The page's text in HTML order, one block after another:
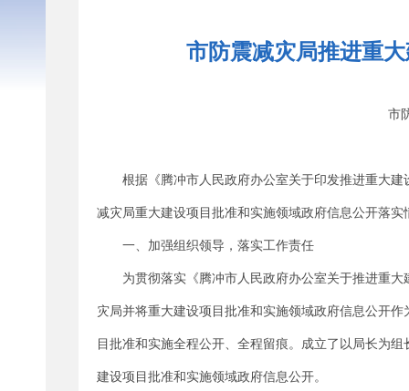
市防震减灾局推进重
市
根据《腾冲市人民政府办公室关于印发推进重大
减灾局重大建设项目批准和实施领域政府信息公开落实
一、加强组织领导，落实工作责任
为贯彻落实《腾冲市人民政府办公室关于推进重
灾局并将重大建设项目批准和实施领域政府信息公开
目批准和实施全程公开、全程留痕。成立了以局长为
建设项目批准和实施领域政府信息公开。